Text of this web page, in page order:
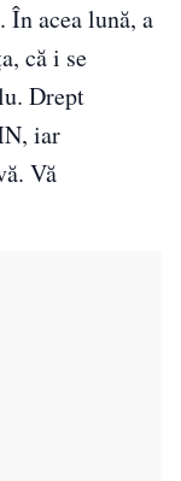
acea lună, a
că i se
Drept
iar
Vă